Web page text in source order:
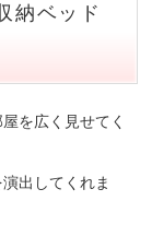
を広く見せてく
出してくれま